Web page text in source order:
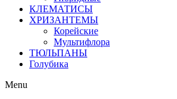
КЛЕМАТИСЫ
ХРИЗАНТЕМЫ
Корейские
Мультифлора
ТЮЛЬПАНЫ
Голубика
Menu